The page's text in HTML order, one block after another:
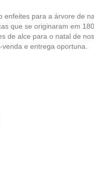
enfeites para a árvore de
que se originaram em
de alce para o natal de
e entrega oportuna.